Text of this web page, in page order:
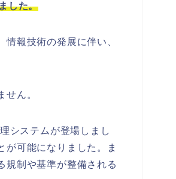
した。
報技術の発展に伴い、
ん。
システムが登場しまし
が可能になりました。ま
規制や基準が整備される